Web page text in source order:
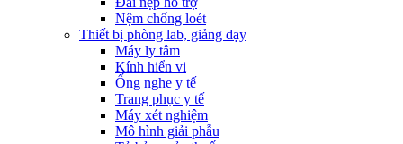
Nệm chống loét
Thiết bị phòng lab, giảng dạy
Máy ly tâm
Kính hiển vi
Ống nghe y tế
Trang phục y tế
Máy xét nghiệm
Mô hình giải phẫu